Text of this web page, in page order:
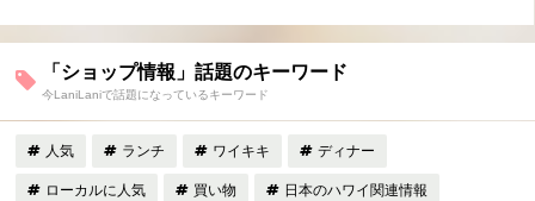
「ショップ情報」話題のキーワード
今LaniLaniで話題になっているキーワード
人気 ランチ ワイキキ ディナー
ローカルに人気 買い物 日本のハワイ関連情報